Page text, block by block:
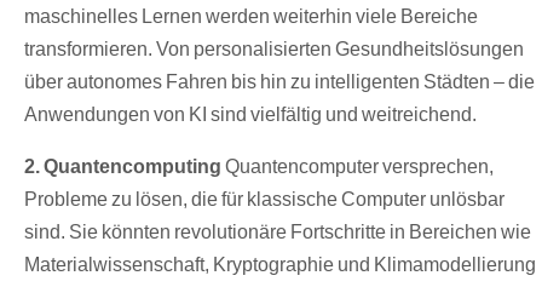
maschinelles Lernen werden weiterhin viele Bereiche
transformieren. Von personalisierten Gesundheitslösungen
über autonomes Fahren bis hin zu intelligenten Städten – die
Anwendungen von KI sind vielfältig und weitreichend.
2. Quantencomputing Quantencomputer versprechen,
Probleme zu lösen, die für klassische Computer unlösbar
sind. Sie könnten revolutionäre Fortschritte in Bereichen wie
Materialwissenschaft, Kryptographie und Klimamodellierung